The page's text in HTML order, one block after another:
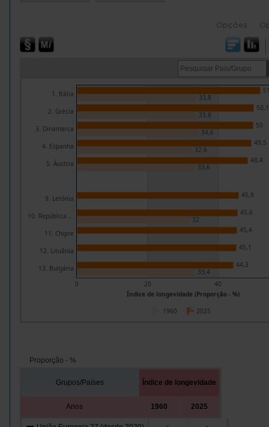
Opções
Índice de longevidade (Proporção - %)
0 20 40
1. Itália
2. Grécia
3. Dinamarca
4. Espanha
5. Áustria
9. Letónia
10. República ...
11. Chipre
12. Lituânia
13. Bulgária
50,1
50
49,5
48,4
45,9
45,6
45,4
45,1
44,3
33,8
33,8
34,6
32,6
33,6
32
33,4
2025
1960
Proporção - %
Grupos/Países Índice de longevidade
Anos 1960 2025